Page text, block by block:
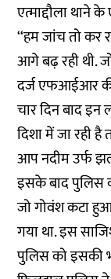
एत्माद्दौला थाने
‘‘हम जांच तो कर
आगे बढ़ रही थी.
दर्ज एफआईआर
चार दिन बाद
दिशा में जा रही
आप नदीम उर्फ
इसके बाद पुलिस
जो गोवंश कटा
गया था. इस
पुलिस को इसकी